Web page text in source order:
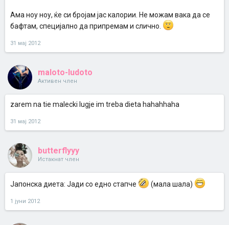
Ама ноу ноу, ќе си бројам јас калории. Не можам вака да се
бафтам, специјално да припремам и слично.
31 мај 2012
maloto-ludoto
Активен член
zarem na tie malecki lugje im treba dieta hahahhaha
31 мај 2012
butterflyyy
Истакнат член
Јапонска диета: Јади со едно стапче (мала шала)
1 јуни 2012